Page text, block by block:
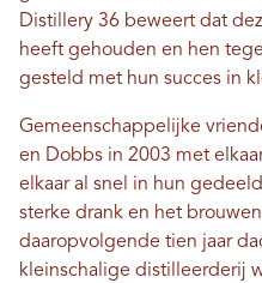
Distillery 36 beweert dat
heeft gehouden en hen
gesteld met hun succes in
Gemeenschappelijke
en Dobbs in 2003 met
elkaar al snel in hun
sterke drank en het
daaropvolgende tien jaar
kleinschalige distilleerderij